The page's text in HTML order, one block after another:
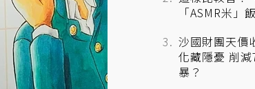
「ASMR米」
沙國財團天價
化藏隱憂 削
暴？